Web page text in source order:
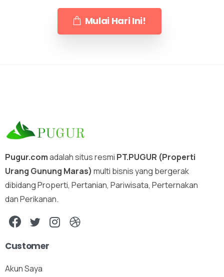
Mulai Hari Ini!
Pugur.comadalah situs resmi PT.PUGUR (Properti
Urang Gunung Maras) multi bisnis yang bergerak
dibidang Properti, Pertanian, Pariwisata, Perternakan
dan Perikanan.
Customer
Akun Saya